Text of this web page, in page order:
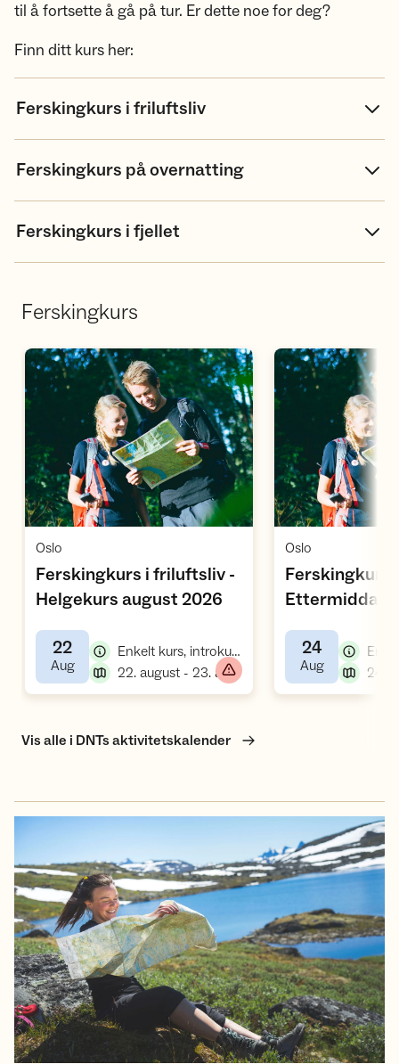
til å fortsette å gå på tur. Er dette noe for deg?
Finn ditt kurs her:
Ferskingkurs i friluftsliv
Ferskingkurs på overnatting
Ferskingkurs i fjellet
Ferskingkurs
Åpne aktivitet
Oslo
Ferskingkurs i friluftsliv -
Helgekurs august 2026
22
Aug,
Enkelt kurs, introkurs friluftsliv
22. august - 23. august
Oslo
Ferskingkurs
august 2026
24
Aug,
Vis alle i DNTs aktivitetskalender